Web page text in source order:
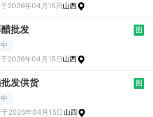
2026年04月15日 山西
批发
图
2026年04月15日 山西
发供货
图
2026年04月15日 山西